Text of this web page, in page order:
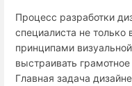
Процесс разработки
специалиста не
принципами
выстраивать
Главная задача